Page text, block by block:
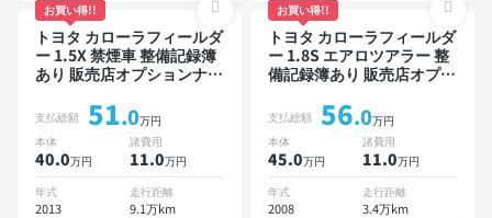
お買い得!!
トヨタ カローラフィールダ
ー 1.5X 禁煙車 整備記録簿
あり 販売店オプションナビ
ックモニター ドライブレコ
ーダー
支払総額 51.0万円
本体
40.0万円
諸費用
11.0万円
年式
2013
走行距離
9.1万km
お買い得!!
トヨタ カローラフィールダ
ー 1.8S エアロツアラー 整
備記録簿あり 販売店オプシ
ETC バックモニター
支払総額 56.0万円
本体
45.0万円
諸費用
11.0万円
年式
2008
走行距離
3.4万km